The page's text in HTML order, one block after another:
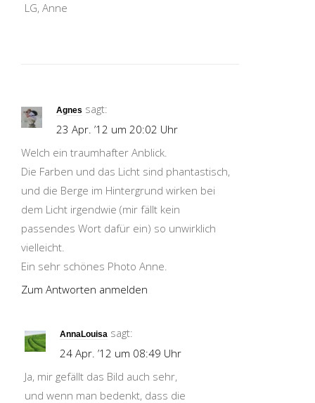
LG, Anne
Agnes sagt:
23 Apr. ’12 um 20:02 Uhr
Welch ein traumhafter Anblick.
Die Farben und das Licht sind phantastisch,
und die Berge im Hintergrund wirken bei
dem Licht irgendwie (mir fällt kein
passendes Wort dafür ein) so unwirklich
vielleicht.
Ein sehr schönes Photo Anne.
Zum Antworten anmelden
AnnaLouisa sagt:
24 Apr. ’12 um 08:49 Uhr
Ja, mir gefällt das Bild auch sehr,
und wenn man bedenkt, dass die